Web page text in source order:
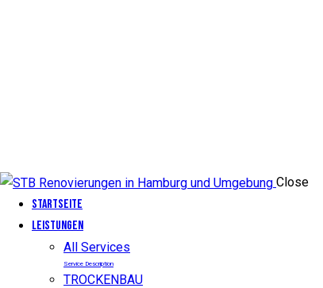
Close
Startseite
LEISTUNGEN
All Services
Service Description
TROCKENBAU